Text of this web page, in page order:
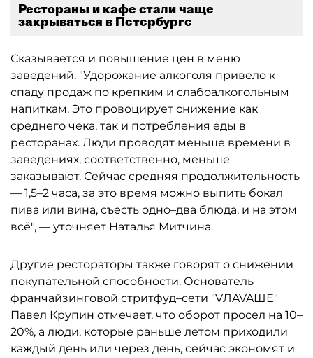
Рестораны и кафе стали чаще
закрываться в Петербурге
Сказывается и повышение цен в меню
заведений. "Удорожание алкоголя привело к
спаду продаж по крепким и слабоалкогольным
напиткам. Это провоцирует снижение как
среднего чека, так и потребления еды в
ресторанах. Люди проводят меньше времени в
заведениях, соответственно, меньше
заказывают. Сейчас средняя продолжительность
— 1,5–2 часа, за это время можно выпить бокал
пива или вина, съесть одно–два блюда, и на этом
всё", — уточняет Наталья Митчина.
Другие рестораторы также говорят о снижении
покупательной способности. Основатель
франчайзинговой стритфуд–сети "VЛAVAШЕ"
Павел Крупин отмечает, что оборот просел на 10–
20%, а люди, которые раньше летом приходили
каждый день или через день, сейчас экономят и